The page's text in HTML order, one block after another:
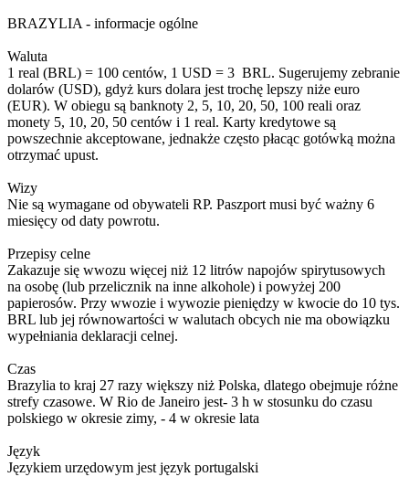
BRAZYLIA - informacje ogólne
Waluta
1 real (BRL) = 100 centów, 1 USD = 3 BRL. Sugerujemy zebranie
dolarów (USD), gdyż kurs dolara jest trochę lepszy niże euro
(EUR). W obiegu są banknoty 2, 5, 10, 20, 50, 100 reali oraz
monety 5, 10, 20, 50 centów i 1 real. Karty kredytowe są
powszechnie akceptowane, jednakże często płacąc gotówką można
otrzymać upust.
Wizy
Nie są wymagane od obywateli RP. Paszport musi być ważny 6
miesięcy od daty powrotu.
Przepisy celne
Zakazuje się wwozu więcej niż 12 litrów napojów spirytusowych
na osobę (lub przelicznik na inne alkohole) i powyżej 200
papierosów. Przy wwozie i wywozie pieniędzy w kwocie do 10 tys.
BRL lub jej równowartości w walutach obcych nie ma obowiązku
wypełniania deklaracji celnej.
Czas
Brazylia to kraj 27 razy większy niż Polska, dlatego obejmuje różne
strefy czasowe. W Rio de Janeiro jest- 3 h w stosunku do czasu
polskiego w okresie zimy, - 4 w okresie lata
Język
Językiem urzędowym jest język portugalski